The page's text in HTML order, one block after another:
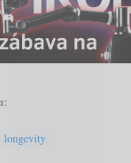
longevity